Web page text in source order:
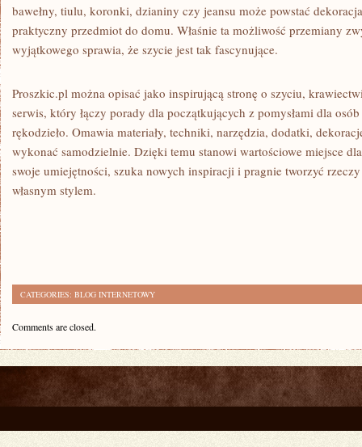
bawełny, tiulu, koronki, dzianiny czy jeansu może powstać
praktyczny przedmiot do domu. Właśnie ta możliwość przemiany
wyjątkowego sprawia, że szycie jest tak fascynujące.
Proszkic.pl można opisać jako inspirującą stronę o szyciu,
serwis, który łączy porady dla początkujących z pomysłami dla
rękodzieło. Omawia materiały, techniki, narzędzia, dodatki,
wykonać samodzielnie. Dzięki temu stanowi wartościowe miejsce
swoje umiejętności, szuka nowych inspiracji i pragnie tworzyć
własnym stylem.
CATEGORIES: BLOG INTERNETOWY
Comments are closed.